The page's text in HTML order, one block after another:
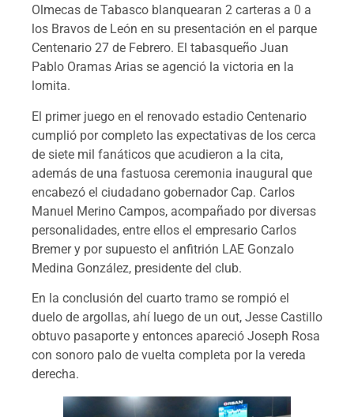
Olmecas de Tabasco blanquearan 2 carteras a 0 a
los Bravos de León en su presentación en el parque
Centenario 27 de Febrero. El tabasqueño Juan
Pablo Oramas Arias se agenció la victoria en la
lomita.
El primer juego en el renovado estadio Centenario
cumplió por completo las expectativas de los cerca
de siete mil fanáticos que acudieron a la cita,
además de una fastuosa ceremonia inaugural que
encabezó el ciudadano gobernador Cap. Carlos
Manuel Merino Campos, acompañado por diversas
personalidades, entre ellos el empresario Carlos
Bremer y por supuesto el anfitrión LAE Gonzalo
Medina González, presidente del club.
En la conclusión del cuarto tramo se rompió el
duelo de argollas, ahí luego de un out, Jesse Castillo
obtuvo pasaporte y entonces apareció Joseph Rosa
con sonoro palo de vuelta completa por la vereda
derecha.